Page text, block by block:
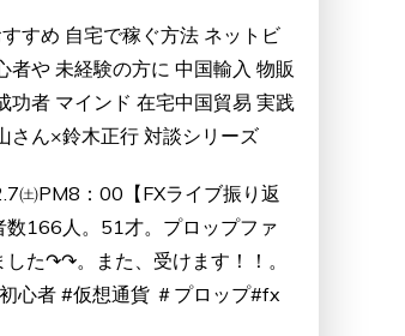
すめ 自宅で稼ぐ方法 ネットビ
者や 未経験の方に 中国輸入 物販
功者 マインド 在宅中国貿易 実践
さん×鈴木正行 対談シリーズ
㈯PM8：00【FXライブ振り返
数166人。51才。プロップファ
した↷↷。また、受けます！！。
心者 #仮想通貨 ＃プロップ#fx